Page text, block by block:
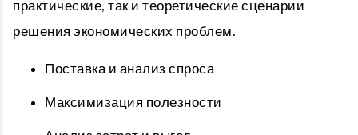
практические, так и теоретические сценарии
решения экономических проблем.
Поставка и анализ спроса
Максимизация полезности